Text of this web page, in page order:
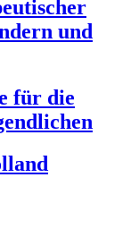
und
für die